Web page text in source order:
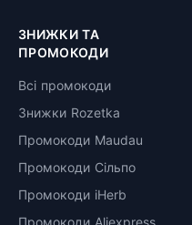
ЗНИЖКИ ТА
ПРОМОКОДИ
Всі промокоди
Знижки Rozetka
Промокоди Maudau
Промокоди Сільпо
Промокоди iHerb
Промокоди Aliexpress